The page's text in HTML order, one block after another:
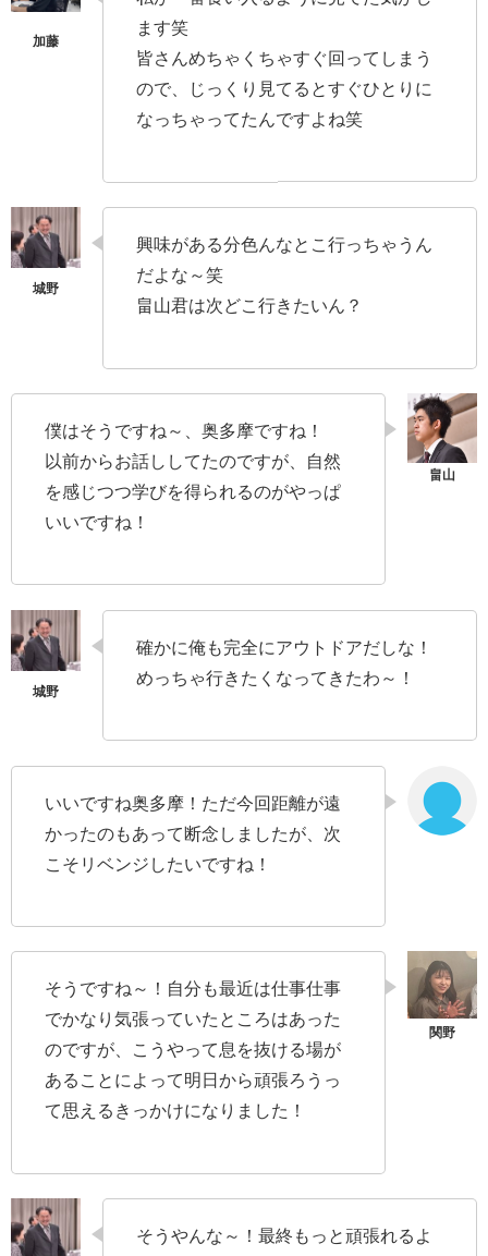
ます笑
皆さんめちゃくちゃすぐ回ってしまう
ので、じっくり見てるとすぐひとりに
なっちゃってたんですよね笑
興味がある分色んなとこ行っちゃうん
だよな～笑
畠山君は次どこ行きたいん？
僕はそうですね～、奥多摩ですね！
以前からお話ししてたのですが、自然
を感じつつ学びを得られるのがやっぱ
いいですね！
確かに俺も完全にアウトドアだしな！
めっちゃ行きたくなってきたわ～！
いいですね奥多摩！ただ今回距離が遠
かったのもあって断念しましたが、次
こそリベンジしたいですね！
そうですね～！自分も最近は仕事仕事
でかなり気張っていたところはあった
のですが、こうやって息を抜ける場が
あることによって明日から頑張ろうっ
て思えるきっかけになりました！
そうやんな～！最終もっと頑張れるよ